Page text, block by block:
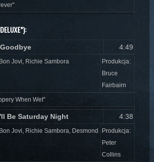
4:49
Jovi, Richie Sambora
Produkcja:
Bruce
Fairbairn
When Wet''
Be Saturday Night 4:38
Jovi, Richie Sambora, Desmond
Produkcja:
Peter
Collins